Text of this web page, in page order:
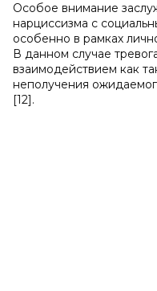
Особое внимание
нарциссизма с
особенно в рамках
В данном случае
взаимодействием как
неполучения
[12].